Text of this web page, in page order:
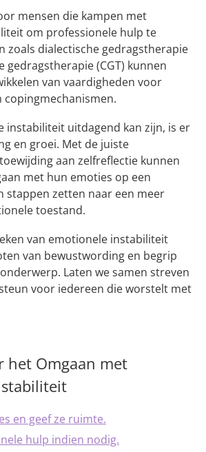
mensen die kampen met
om professionele hulp te
zoals dialectische gedragstherapie
gedragstherapie (CGT) kunnen
van vaardigheden voor
instabiliteit uitdagend kan zijn, is er
en groei. Met de juiste
aan zelfreflectie kunnen
met hun emoties op een
stappen zetten naar een meer
toestand.
van emotionele instabiliteit
van bewustwording en begrip
Laten we samen streven
voor iedereen die worstelt met
het Omgaan met
en geef ze ruimte.
hulp indien nodig.